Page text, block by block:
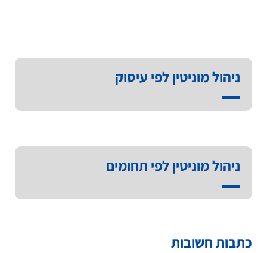
ניהול מוניטין לפי עיסוק
ניהול מוניטין לפי תחומים
כתבות חשובות